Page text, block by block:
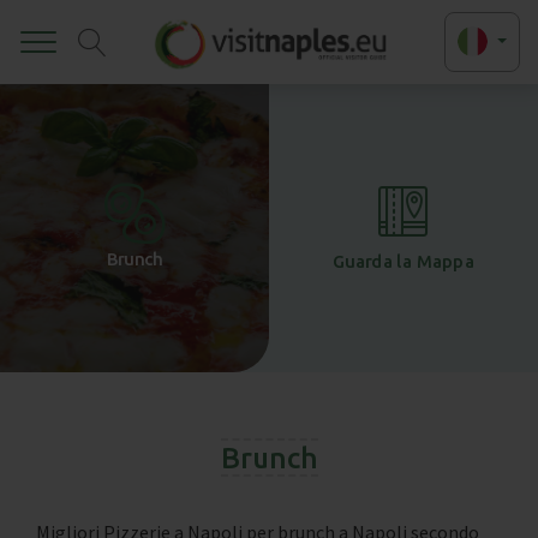
Brunch Guarda la Mappa
Brunch
Migliori Pizzerie a Napoli per brunch a Napoli secondo